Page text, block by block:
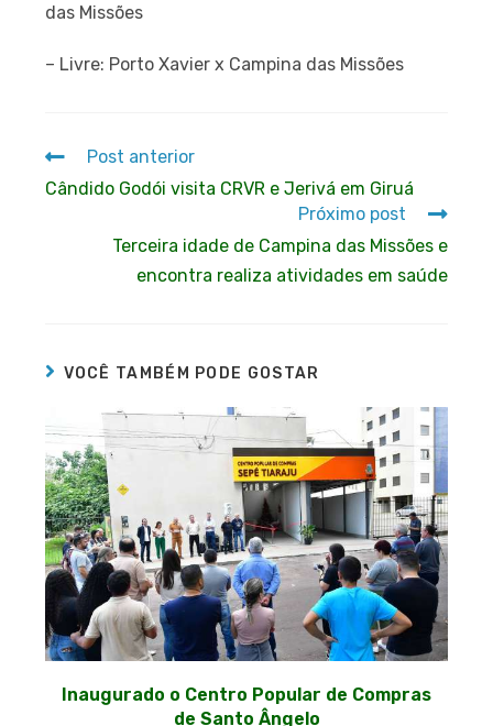
das Missões
– Livre: Porto Xavier x Campina das Missões
Post anterior
Cândido Godói visita CRVR e Jerivá em Giruá
Próximo post
Terceira idade de Campina das Missões e
encontra realiza atividades em saúde
VOCÊ TAMBÉM PODE GOSTAR
Inaugurado o Centro Popular de Compras
de Santo Ângelo